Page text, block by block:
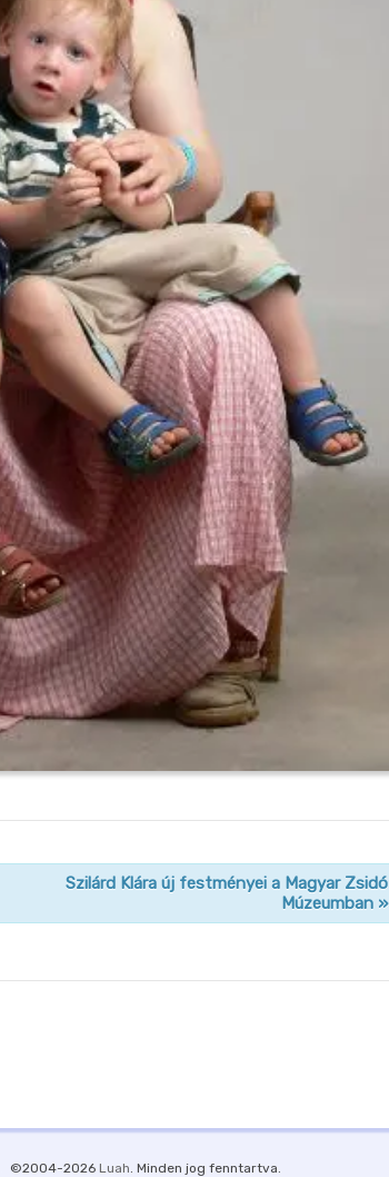
Szilárd Klára új festményei a Magyar Zsidó
Múzeumban »
©2004-2026 Luah . Minden jog fenntartva.